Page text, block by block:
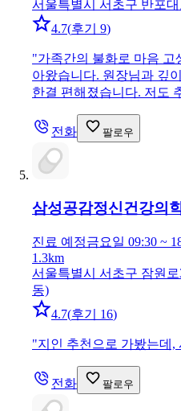
서울특별시 서초구 반포
4.7(후기 9)
"가족간의 불화로 마음
아왔습니다. 원장님과 깊
한결 편해졌습니다. 저도
전화 팔로우
삼성공감정신건강의
진료 예정금요일 09:30 ~
1.3km
서울특별시 서초구 잠원
동)
4.7(후기 16)
"지인 추천으로 가봤는데,
전화 팔로우